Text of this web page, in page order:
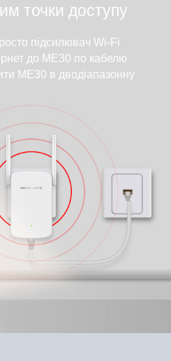
точки доступу
підсилювач Wi-Fi
до ME30 по кабелю
ME30 в дводіапазонну